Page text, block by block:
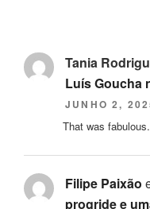
Tania
Luís Goucha
JUNHO 2,
That was
Filipe Paixão
progride e